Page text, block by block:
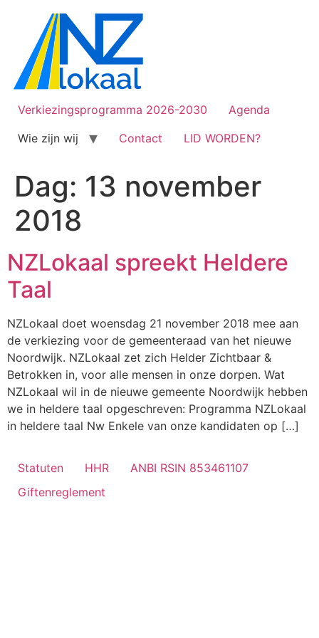
Verkiezingsprogramma 2026-2030
Agenda
Wie zijn wij
Contact LID WORDEN?
Dag: 13 november
2018
NZLokaal spreekt Heldere
Taal
NZLokaal doet woensdag 21 november 2018 mee aan
de verkiezing voor de gemeenteraad van het nieuwe
Noordwijk. NZLokaal zet zich Helder Zichtbaar &
Betrokken in, voor alle mensen in onze dorpen. Wat
NZLokaal wil in de nieuwe gemeente Noordwijk hebben
we in heldere taal opgeschreven: Programma NZLokaal
in heldere taal Nw Enkele van onze kandidaten op […]
Statuten HHR
ANBI RSIN 853461107
Giftenreglement